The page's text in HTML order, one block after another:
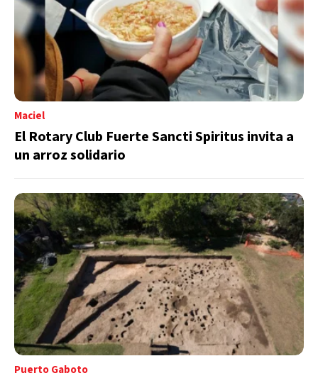
Maciel
El Rotary Club Fuerte Sancti Spiritus invita a
un arroz solidario
Puerto Gaboto